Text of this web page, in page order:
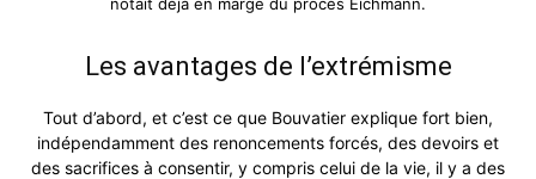
Les avantages de l’extrémisme
Tout d’abord, et c’est ce que Bouvatier explique fort bien,
indépendamment des renoncements forcés, des devoirs et
des sacrifices à consentir, y compris celui de la vie, il y a des